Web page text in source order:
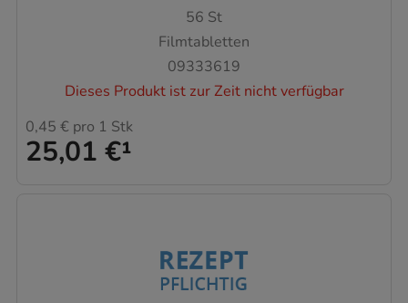
56 St
Filmtabletten
09333619
Dieses Produkt ist zur Zeit nicht verfügbar
25,01 €¹
0,45 € pro 1 Stk